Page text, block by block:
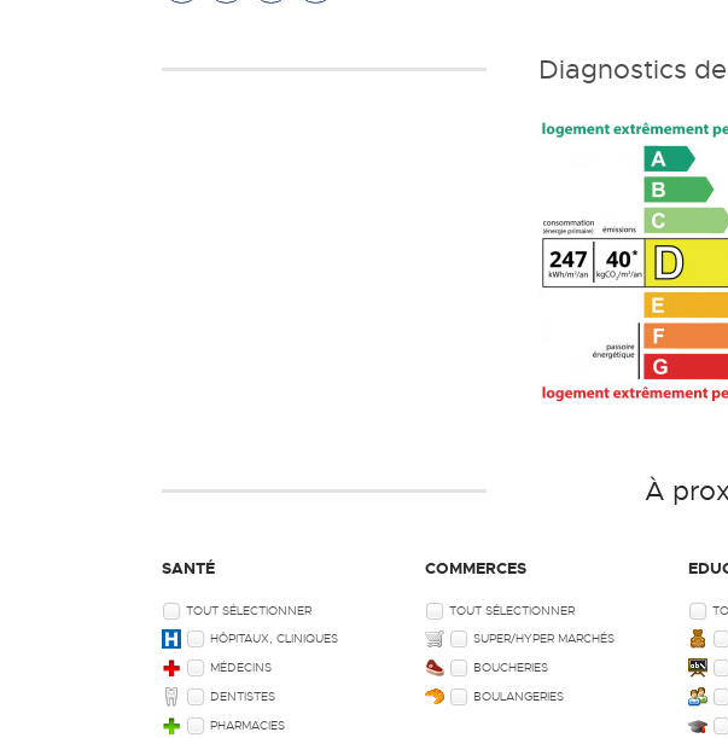
Diagnostics de
À
SANTÉ
TOUT SÉLECTIONNER
HÔPITAUX, CLINIQUES
MÉDECINS
DENTISTES
PHARMACIES
COMMERCES
TOUT SÉLECTIONNER
SUPER/HYPER MARCHÉS
BOUCHERIES
BOULANGERIES